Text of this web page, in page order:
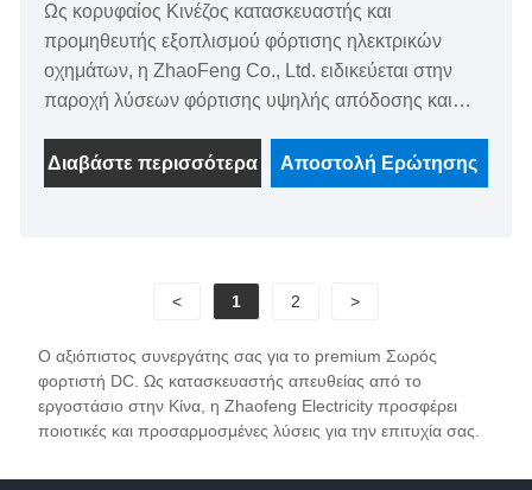
Ως κορυφαίος Κινέζος κατασκευαστής και
προμηθευτής εξοπλισμού φόρτισης ηλεκτρικών
οχημάτων, η ZhaoFeng Co., Ltd. ειδικεύεται στην
παροχή λύσεων φόρτισης υψηλής απόδοσης και
τύπου στήλης 30 KW έχουν σχεδιαστεί για σενάρια
όπως δημόσιοι σταθμοί φόρτισης, εμπορικοί χώροι
συμπεριλαμβανομένων των ελαφρών
επαγγελματικών ηλεκτρικών οχημάτων, των μεσαίων
των αμιγώς ηλεκτρικών οχημάτων, προσφέροντας
αποτελεσματική και σταθερή απόδοση, στιβαρή
αντοχή και ευέλικτη εγκατάσταση. Υποστηρίζουμε τις
Διαβάστε περισσότερα Αποστολή Ερώτησης
< 1 2 >
Ο αξιόπιστος συνεργάτης σας για το premium Σωρός
φορτιστή DC. Ως κατασκευαστής απευθείας από το
εργοστάσιο στην Κίνα, η Zhaofeng Electricity προσφέρει
ποιοτικές και προσαρμοσμένες λύσεις για την επιτυχία σας.